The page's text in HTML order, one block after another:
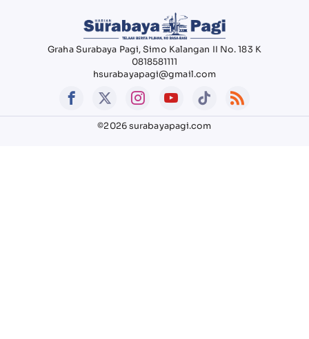
Graha Surabaya Pagi, Simo Kalangan II No. 183 K
0818581111
hsurabayapagi@gmail.com
©2026 surabayapagi.com